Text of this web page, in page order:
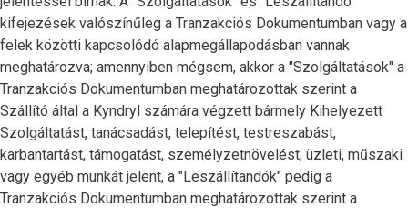
kifejezések valószínűleg a Tranzakciós Dokumentumban vagy a
felek közötti kapcsolódó alapmegállapodásban vannak
meghatározva; amennyiben mégsem, akkor a "Szolgáltatások" a
Tranzakciós Dokumentumban meghatározottak szerint a
Szállító által a Kyndryl számára végzett bármely Kihelyezett
Szolgáltatást, tanácsadást, telepítést, testreszabást,
karbantartást, támogatást, személyzetnövelést, üzleti, műszaki
vagy egyéb munkát jelent, a "Leszállítandók" pedig a
Tranzakciós Dokumentumban meghatározottak szerint a